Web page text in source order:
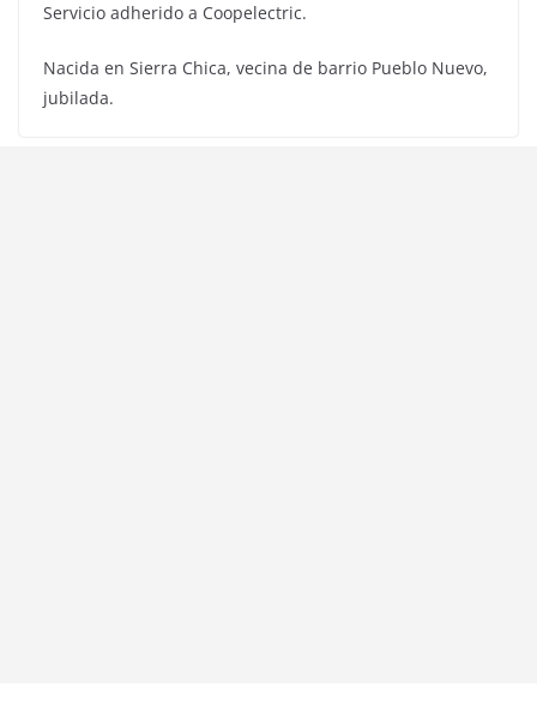
Servicio adherido a Coopelectric.
Nacida en Sierra Chica, vecina de barrio Pueblo Nuevo,
jubilada.